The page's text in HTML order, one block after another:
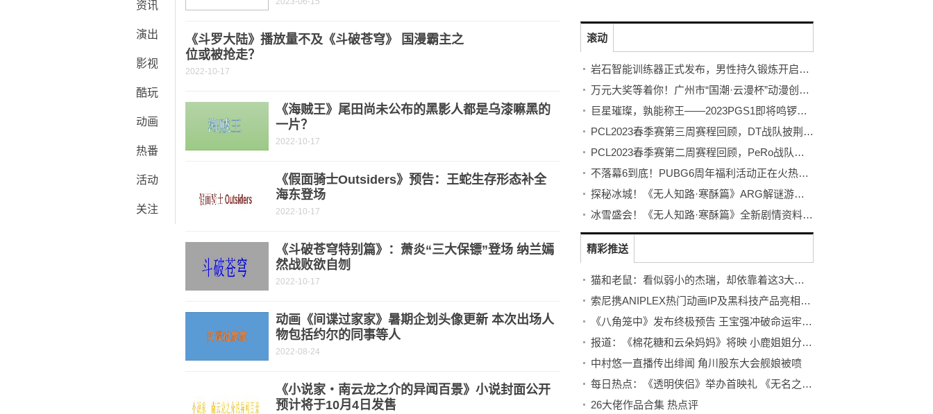
资讯
演出
影视
酷玩
动画
热番
活动
关注
《斗罗大陆》播放量不及《斗破苍穹》 国漫霸主之
位或被抢走？
2022-10-17
《海贼王》尾田尚未公布的黑影人都是乌漆嘛黑的
一片？
2022-10-17
《假面骑士Outsiders》预告：王蛇生存形态补全
海东登场
2022-10-17
《斗破苍穹特别篇》：萧炎“三大保镖”登场 纳兰嫣
然战败欲自刎
2022-10-17
动画《间谍过家家》暑期企划头像更新 本次出场人
物包括约尔的同事等人
2022-08-24
《小说家・南云龙之介的异闻百景》小说封面公开
预计将于10月4日发售
滚动
岩石智能训练器正式发布，男性持久锻炼开启智能浪潮
万元大奖等着你！广州市“国潮·云漫杯”动漫创作大赛开赛！
巨星璀璨，孰能称王——2023PGS1即将鸣锣开赛！
PCL2023春季赛第三周赛程回顾，DT战队披荆斩棘登顶周冠
PCL2023春季赛第二周赛程回顾，PeRo战队绝地反击夺桂冠
不落幕6到底！PUBG6周年福利活动正在火热开启！
探秘冰城！《无人知路·寒酥篇》ARG解谜游戏！打破次元的更多可能！
冰雪盛会！《无人知路·寒酥篇》全新剧情资料片发布！ARG解谜游戏
精彩推送
猫和老鼠：看似弱小的杰瑞，却依靠着这3大法则活到了动漫的结尾
索尼携ANIPLEX热门动画IP及黑科技产品亮相第19届中国国际动漫节
《八角笼中》发布终极预告 王宝强冲破命运牢笼_即时焦点
报道：《棉花糖和云朵妈妈》将映 小鹿姐姐分享配音感受
中村悠一直播传出绯闻 角川股东大会舰娘被喷
每日热点：《透明侠侣》举办首映礼 《无名之辈》主创喜重逢
26大佬作品合集 热点评